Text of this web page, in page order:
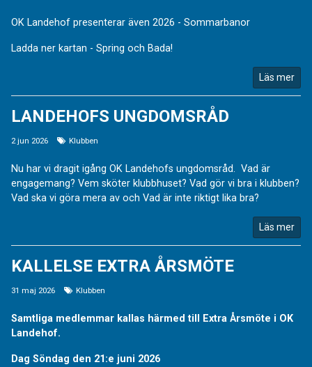
OK Landehof presenterar även 2026 - Sommarbanor
Ladda ner kartan - Spring och Bada!
Läs mer
LANDEHOFS UNGDOMSRÅD
2 jun 2026 Klubben
Nu har vi dragit igång OK Landehofs ungdomsråd. Vad är
engagemang? Vem sköter klubbhuset? Vad gör vi bra i klubben?
Vad ska vi göra mera av och Vad är inte riktigt lika bra?
Läs mer
KALLELSE EXTRA ÅRSMÖTE
31 maj 2026 Klubben
Samtliga medlemmar kallas härmed till Extra Årsmöte i OK
Landehof.
Dag Söndag den 21:e juni 2026